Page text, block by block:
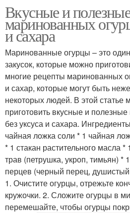
Вкусные и
маринованных
и сахара
Маринованные огурцы – это
закусок, которые можно
многие рецепты маринованных
и сахар, которые могут быть
некоторых людей. В этой статье
приготовить вкусные и
без уксуса и сахара.
чайная ложка соли * 1 чайная
* 1 стакан растительного масла
трав (петрушка, укроп, тимьян) *
перцев (черный перец,
1. Очистите огурцы, отрежьте
кружочки. 2. Сложите огурцы в
перемешайте, чтобы огурцы